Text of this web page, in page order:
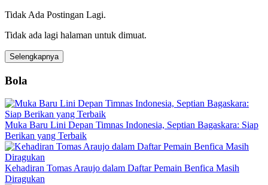
Tidak Ada Postingan Lagi.
Tidak ada lagi halaman untuk dimuat.
Selengkapnya
Bola
Muka Baru Lini Depan Timnas Indonesia, Septian Bagaskara: Siap
Berikan yang Terbaik
Kehadiran Tomas Araujo dalam Daftar Pemain Benfica Masih
Diragukan